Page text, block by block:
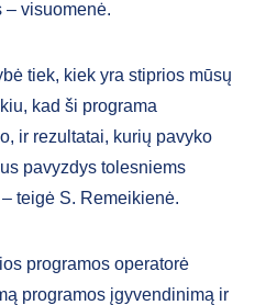
– visuomenė.
tiek, kiek yra stiprios mūsų
kad ši programa
ir rezultatai, kurių pavyko
pavyzdys tolesniems
teigė S. Remeikienė.
programos operatorė
programos įgyvendinimą ir